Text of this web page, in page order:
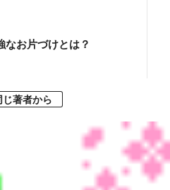
なお片づけとは？
じ著者から